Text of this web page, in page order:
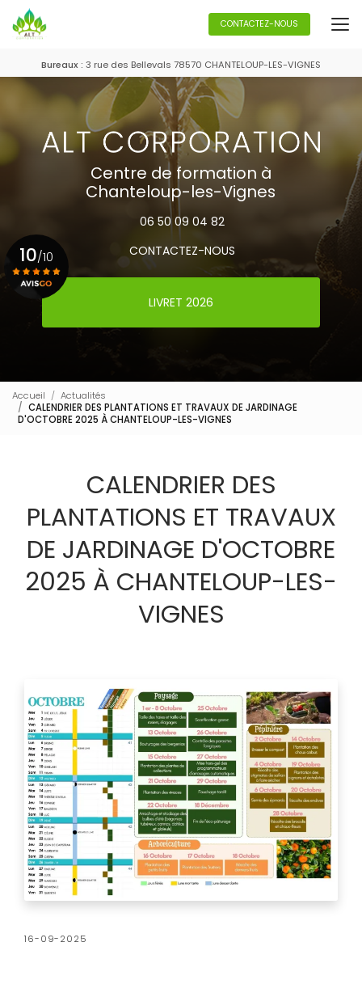
au
contenu
Bureaux : 3 rue des Bellevals 78570 CHANTELOUP-LES-VIGNES
CONTACTEZ-NOUS
Centre de formation à
Chanteloup-les-Vignes
06 50 09 04 82
CONTACTEZ-NOUS
LIVRET 2026
10/10
Accueil
Actualités
CALENDRIER DES PLANTATIONS ET TRAVAUX DE JARDINAGE
D'OCTOBRE 2025 À CHANTELOUP-LES-VIGNES
CALENDRIER DES
PLANTATIONS ET TRAVAUX
DE JARDINAGE D'OCTOBRE
2025 À CHANTELOUP-LES-
VIGNES
16-09-2025